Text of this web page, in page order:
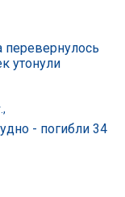
утонули
- погибли 34